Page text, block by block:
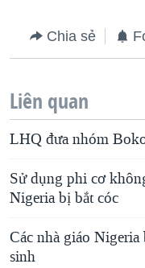
Chia sẻ
Liên quan
LHQ đưa nhóm
Sử dụng phi cơ
Nigeria bị bắt cóc
Các nhà giáo
sinh